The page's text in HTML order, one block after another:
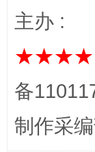
“
主办 :
备
制作采